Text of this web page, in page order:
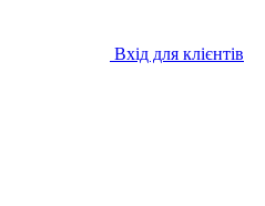
Вхід для клієнтів